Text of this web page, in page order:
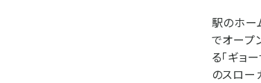
駅のホー
でオープ
る「ギョ
のスロー